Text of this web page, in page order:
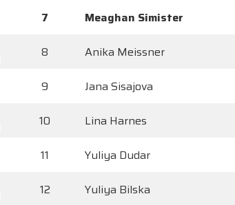
7 Meaghan Simister
8 Anika Meissner
9 Jana Sisajova
10 Lina Harnes
11 Yuliya Dudar
12 Yuliya Bilska